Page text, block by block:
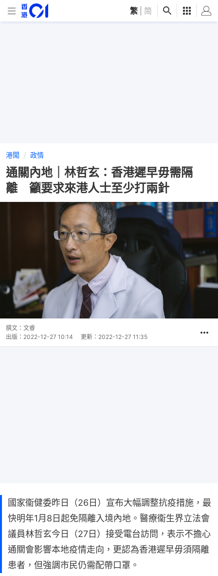
繁 简
港聞 政情
通關內地｜林哲玄：香港遲早毋需隔
離 籲要求來港人士至少打兩針
撰文： 文睿
出版： 2022-12-27 10:14 更新： 2022-12-27 11:35
國家衞健委昨日（26日）宣布大幅調整抗疫措施，最
快明年1月8日起免隔離入境內地。醫療衞生界立法會
議員林哲玄今日（27日）接受電台訪問，表示不擔心
通關會影響本地疫情走向，更認為香港遲早毋須隔離
患者，但強調市民仍需配帶口罩。